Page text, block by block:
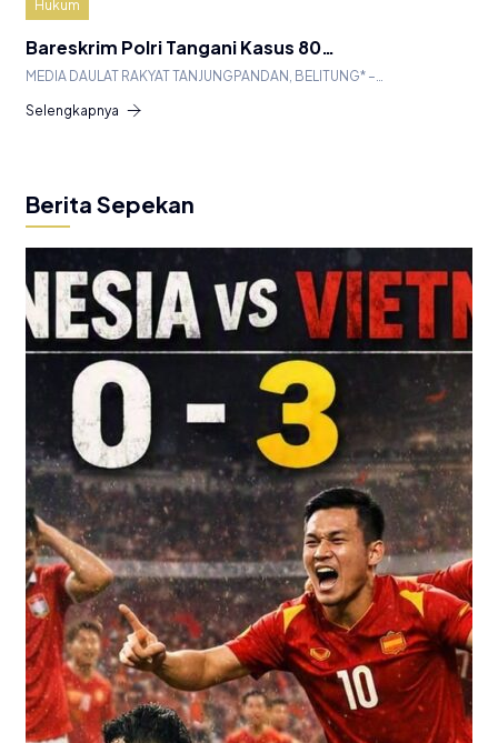
Hukum
Bareskrim Polri Tangani Kasus 80…
MEDIA DAULAT RAKYAT TANJUNGPANDAN, BELITUNG* –…
Selengkapnya
Berita Sepekan